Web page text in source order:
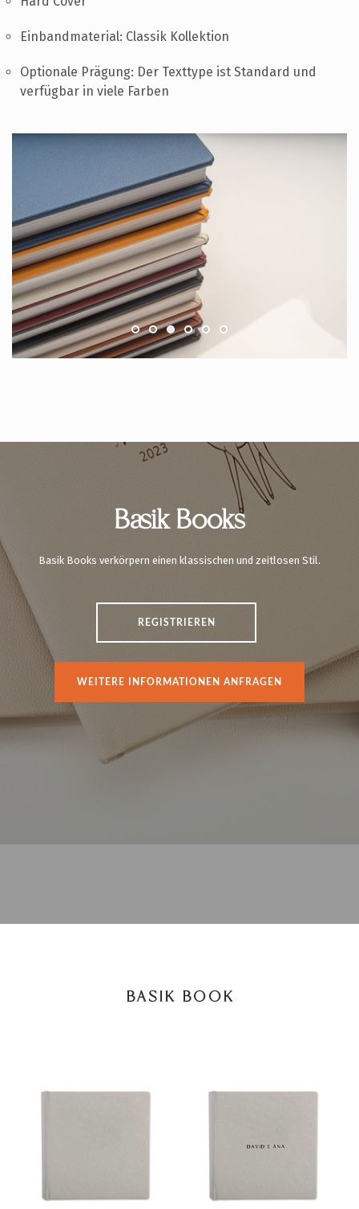
Einbandmaterial: Classik Kollektion
Optionale Prägung: Der Texttype ist Standard und
verfügbar in viele Farben
Basik Books
Basik Books verkörpern einen klassischen und zeitlosen Stil.
REGISTRIEREN
WEITERE INFORMATIONEN ANFRAGEN
BASIK BOOK